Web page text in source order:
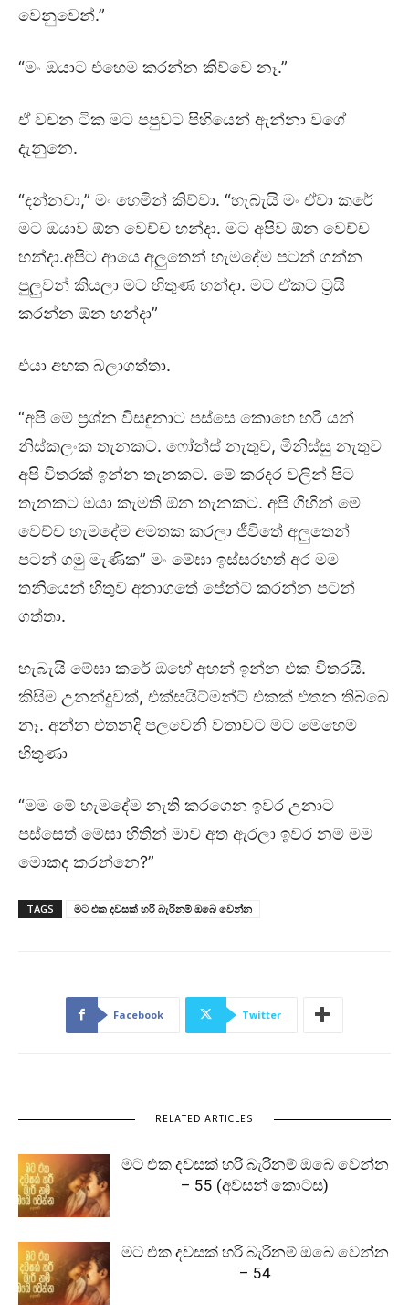
වෙනුවෙන්.”
“මං ඔයාට එහෙම කරන්න කිව්වෙ නෑ.”
ඒ වචන ටික මට පපුවට පිහියෙන් ඇන්නා වගේ
දැනුනෙ.
“දන්නවා,” මං හෙමින් කිව්වා. “හැබැයි මං ඒවා කරේ
මට ඔයාව ඕන වෙච්ච හන්දා. මට අපිව ඕන වෙච්ච
හන්දා.අපිට ආයෙ අලුතෙන් හැමදේම පටන් ගන්න
පුලුවන් කියලා මට හිතුණ හන්දා. මට ඒකට ට්‍රයි
කරන්න ඕන හන්දා”
එයා අහක බලාගත්තා.
“අපි මේ ප්‍රශ්න විසඳුනාට පස්සෙ කොහෙ හරි යන්
නිස්කලංක තැනකට. ෆෝන්ස් නැතුව, මිනිස්සු නැතුව
අපි විතරක් ඉන්න තැනකට. මේ කරදර වලින් පිට
තැනකට ඔයා කැමති ඕන තැනකට. අපි ගිහින් මේ
වෙච්ච හැමදේම අමතක කරලා ජීවිතේ අලුතෙන්
පටන් ගමු මැණික” මං මේඝා ඉස්සරහත් අර මම
තනියෙන් හිතුව අනාගතේ පේන්ට් කරන්න පටන්
ගත්තා.
හැබැයි මේඝා කරේ ඔහේ අහන් ඉන්න එක විතරයි.
කිසිම උනන්දුවක්, එක්සයිට්මන්ට් එකක් එතන තිබ්බෙ
නෑ. අන්න එතනදි පලවෙනි වතාවට මට මෙහෙම
හිතුණා
“මම මේ හැමදේම නැති කරගෙන ඉවර උනාට
පස්සෙත් මේඝා හිතින් මාව අත ඇරලා ඉවර නම් මම
මොකද කරන්නෙ?”
TAGS මට එක දවසක් හරි බැරිනම් ඔබෙ වෙන්න
Facebook Twitter
RELATED ARTICLES
මට එක දවසක් හරි බැරිනම් ඔබෙ වෙන්න
– 55 (අවසන් කොටස)
මට එක දවසක් හරි බැරිනම් ඔබෙ වෙන්න
– 54